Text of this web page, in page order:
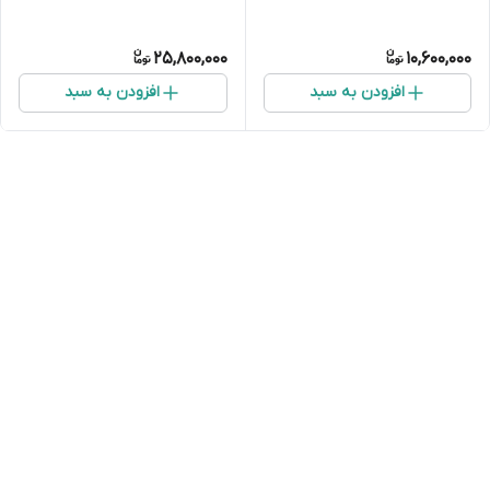
10,600,000
افزودن به سبد
25,800,000
افزودن به سبد